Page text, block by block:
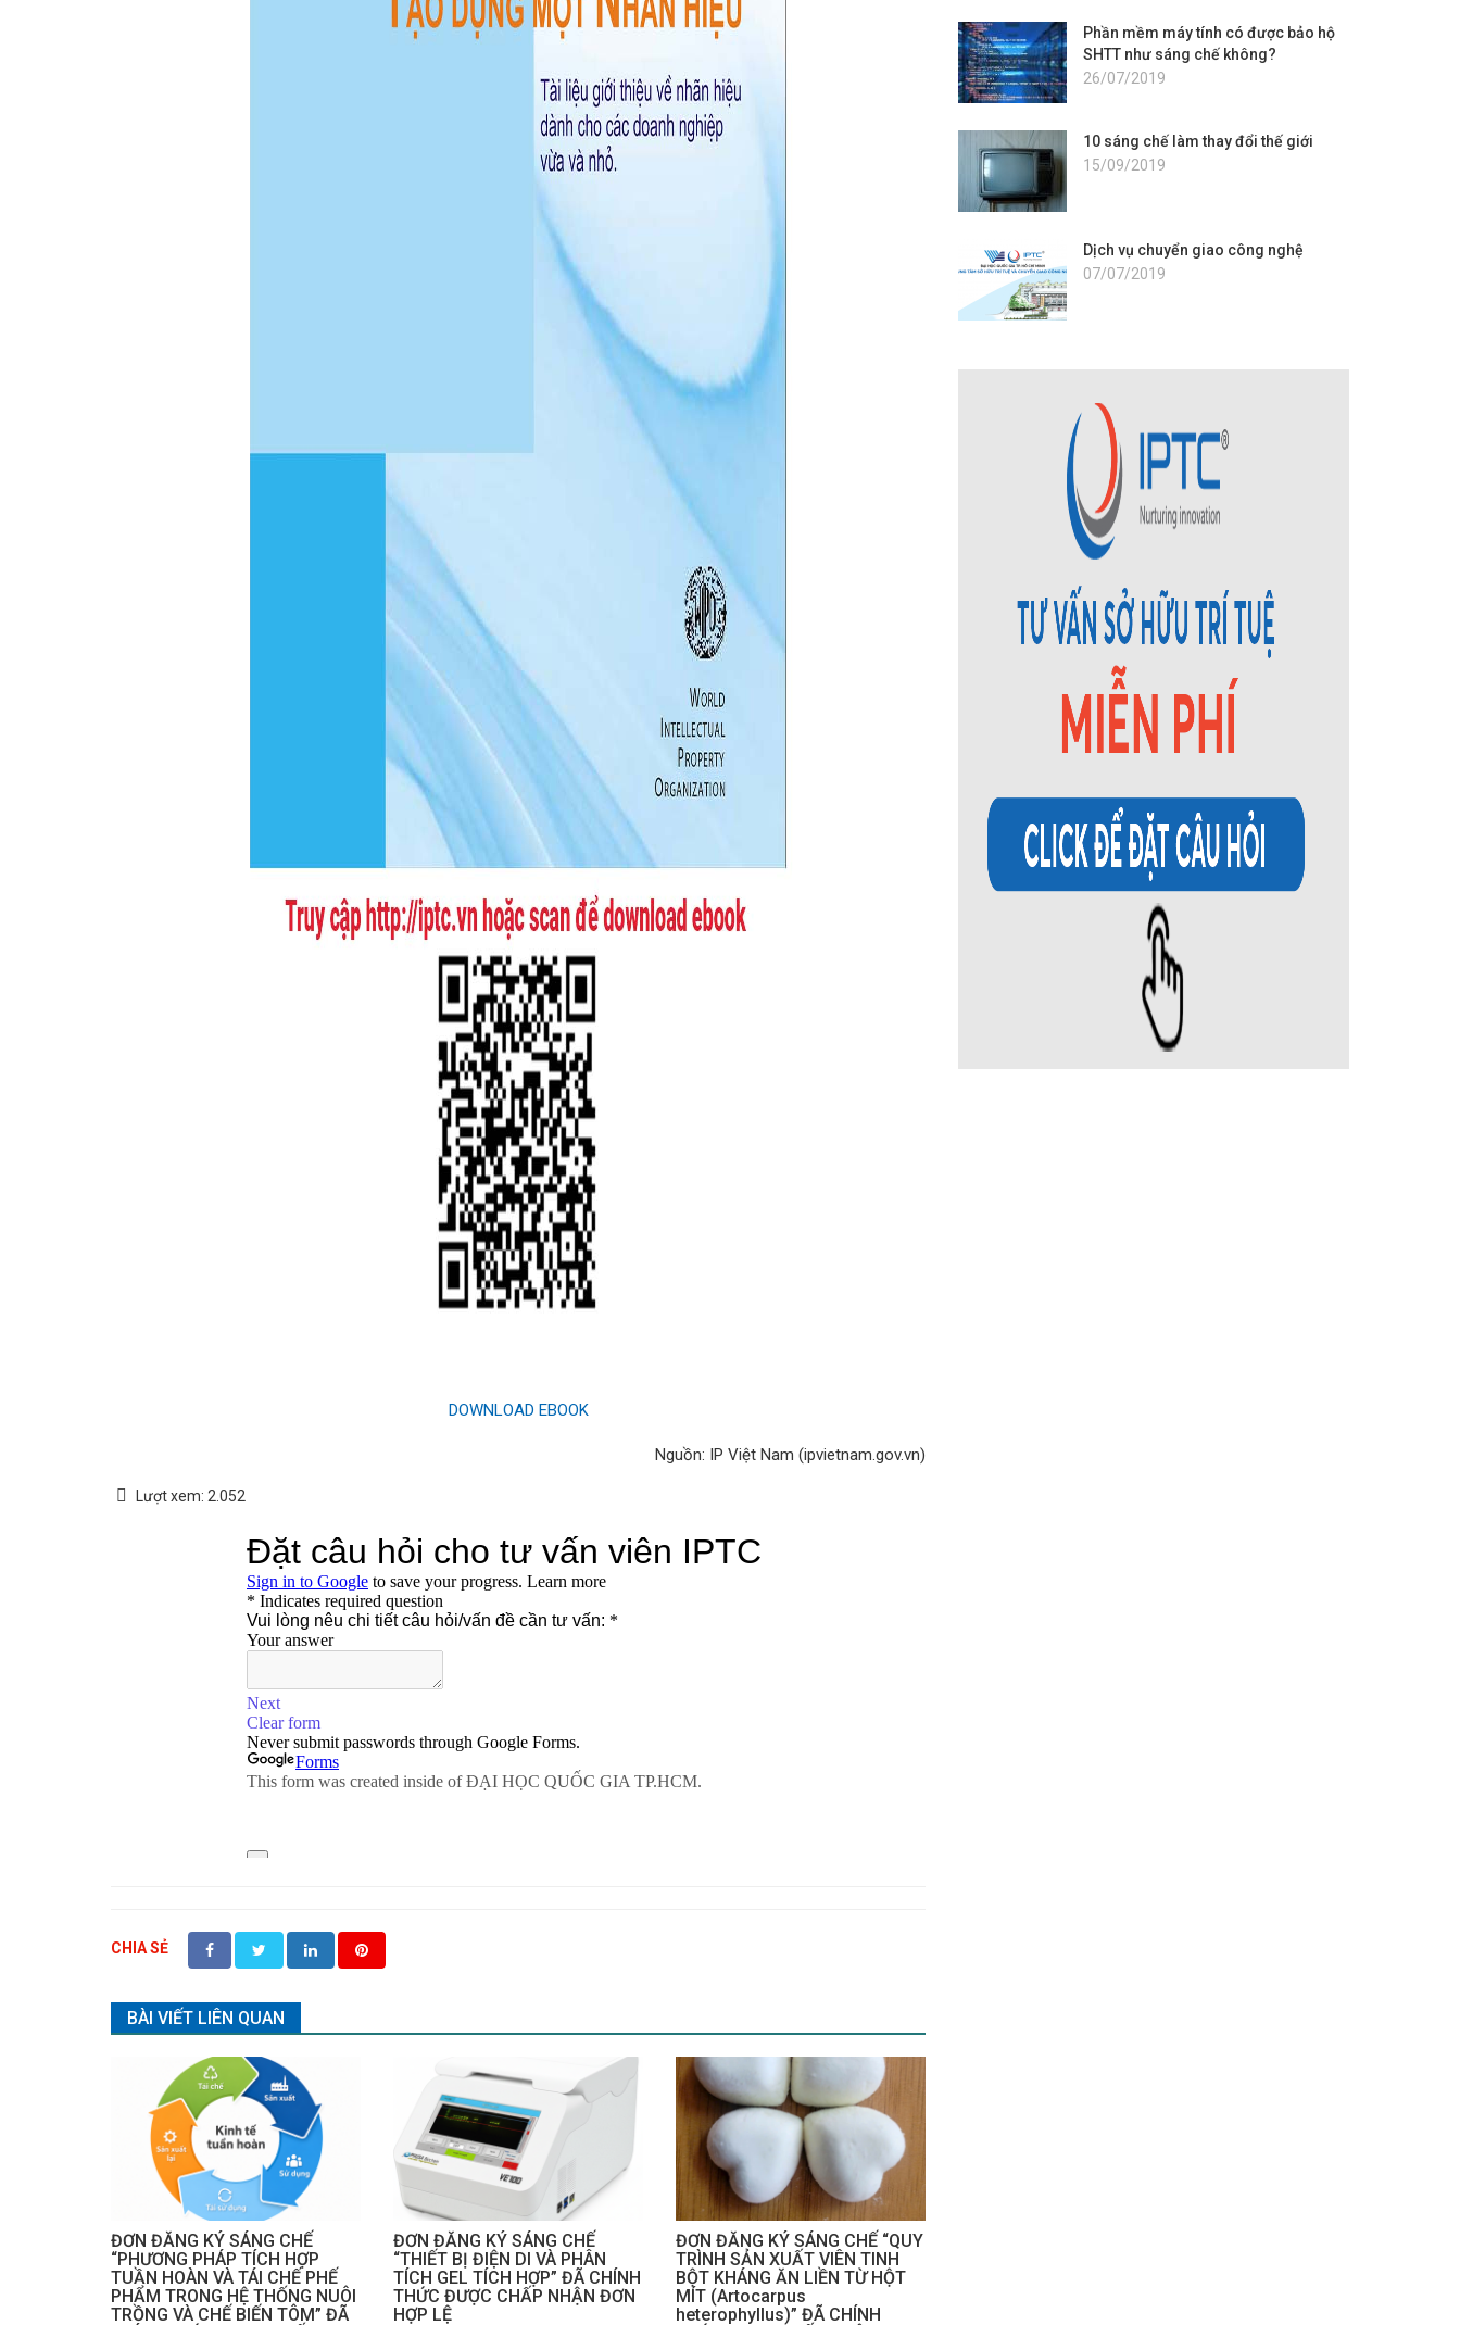
DOWNLOAD EBOOK
Nguồn: IP Việt Nam (ipvietnam.gov.vn)
Lượt xem: 2.052
CHIA SẺ
BÀI VIẾT LIÊN QUAN
ĐƠN ĐĂNG KÝ SÁNG CHẾ
“PHƯƠNG PHÁP TÍCH HỢP
TUẦN HOÀN VÀ TÁI CHẾ PHẾ
PHẨM TRONG HỆ THỐNG NUÔI
TRỒNG VÀ CHẾ BIẾN TÔM” ĐÃ
ĐƠN ĐĂNG KÝ SÁNG CHẾ
“THIẾT BỊ ĐIỆN DI VÀ PHÂN
TÍCH GEL TÍCH HỢP” ĐÃ CHÍNH
THỨC ĐƯỢC CHẤP NHẬN ĐƠN
HỢP LỆ
ĐƠN ĐĂNG KÝ SÁNG CHẾ “QUY
TRÌNH SẢN XUẤT VIÊN TINH
BỘT KHÁNG ĂN LIỀN TỪ HỘT
MÍT (Artocarpus
heterophyllus)” ĐÃ CHÍNH
Phần mềm máy tính có được bảo hộ
SHTT như sáng chế không?
26/07/2019
10 sáng chế làm thay đổi thế giới
15/09/2019
Dịch vụ chuyển giao công nghệ
07/07/2019